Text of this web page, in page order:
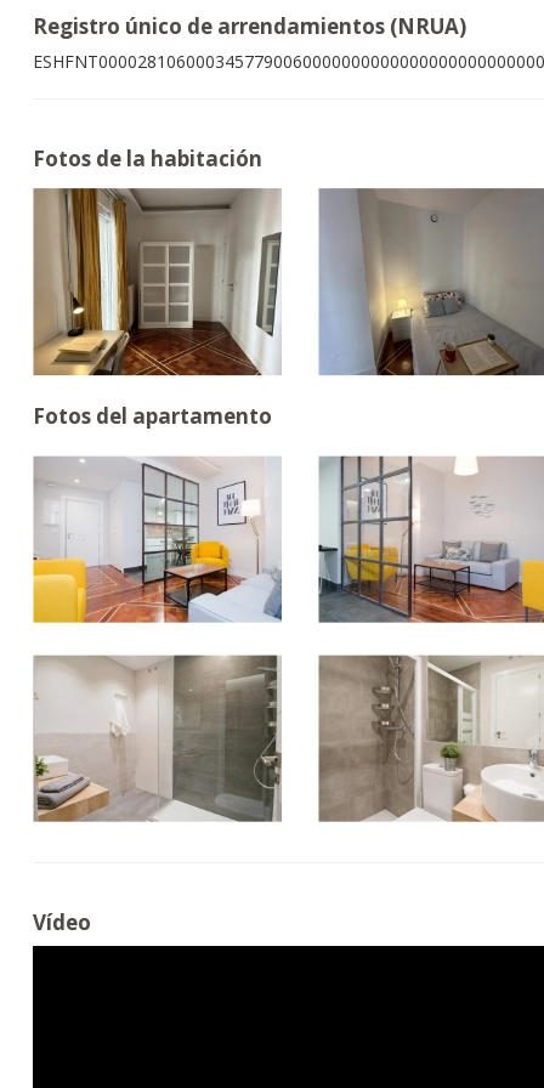
Registro único de arrendamientos (NRUA)
Fotos de la habitación
Fotos del apartamento
Vídeo